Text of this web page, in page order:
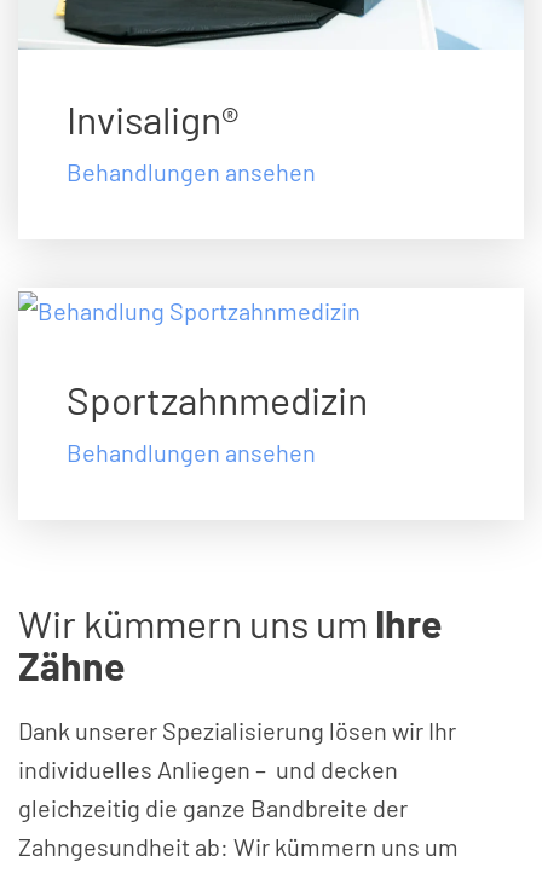
Invisalign®
Behandlungen ansehen
Sportzahn­medizin
Behandlungen ansehen
Wir kümmern uns um Ihre
Zähne
Dank unserer Spezialisierung lösen wir Ihr
individuelles Anliegen – und decken
gleichzeitig die ganze Bandbreite der
Zahngesundheit ab: Wir kümmern uns um